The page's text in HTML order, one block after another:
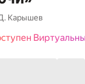
Карышев